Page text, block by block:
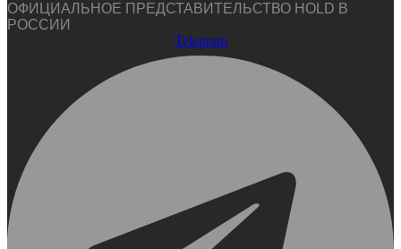
ОФИЦИАЛЬНОЕ ПРЕДСТАВИТЕЛЬСТВО HOLD В
РОССИИ
Telegram